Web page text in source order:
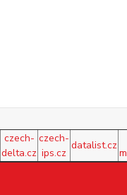
czech-
delta.cz
czech-
ips.cz
datalist.cz